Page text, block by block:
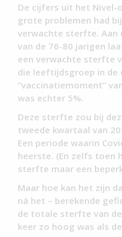
De cijfers uit het Nivel-
grote problemen had
verwachte sterfte. Aan
van de 76-80 jarigen
een verwachte sterfte
die leeftijdsgroep in de
“vaccinatiemoment”
was echter 5%.
Deze sterfte zou bij
tweede kwartaal van
Een periode waarin
heerste. (En zelfs toen
sterfte maar een
Maar hoe kan het zijn
ná het – berekende
de totale sterfte van
keer zo hoog was als